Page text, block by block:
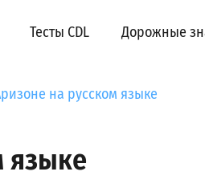
Тесты CDL Дорожные
на русском языке
языке